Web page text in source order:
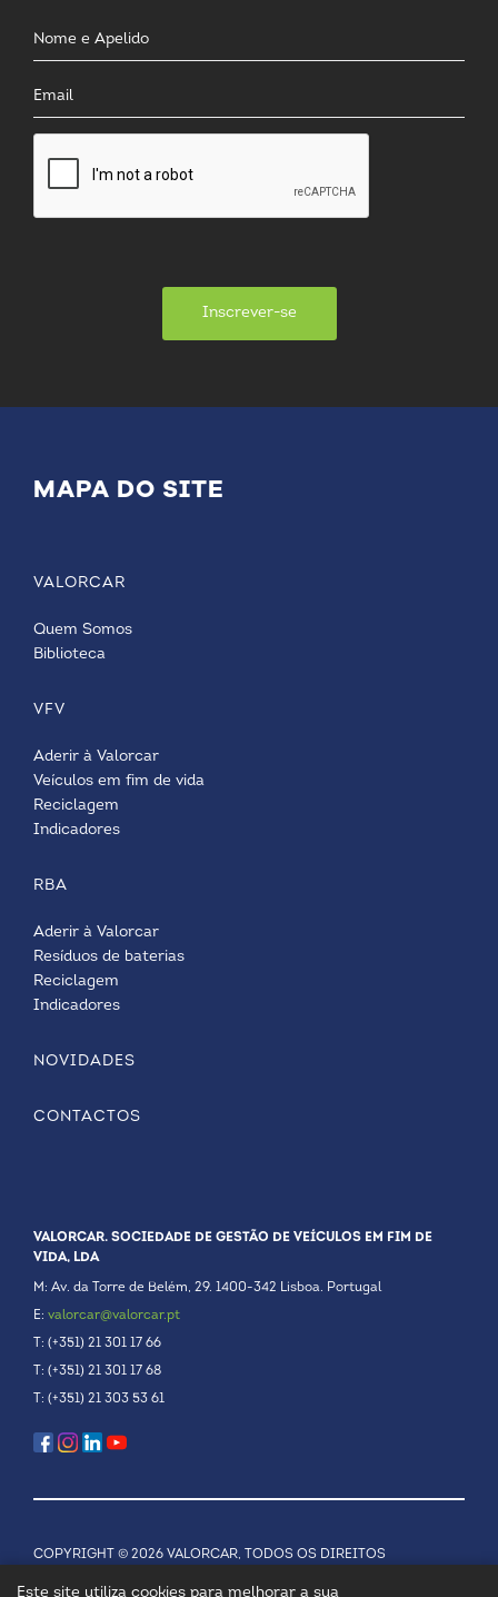
Inscrever-se
MAPA DO SITE
VALORCAR
Quem Somos
Biblioteca
VFV
Aderir à Valorcar
Veículos em fim de vida
Reciclagem
Indicadores
RBA
Aderir à Valorcar
Resíduos de baterias
Reciclagem
Indicadores
NOVIDADES
CONTACTOS
VALORCAR. SOCIEDADE DE GESTÃO DE VEÍCULOS EM FIM DE
VIDA, LDA
M: Av. da Torre de Belém, 29. 1400-342 Lisboa. Portugal
E: valorcar@valorcar.pt
T: (+351) 21 301 17 66
T: (+351) 21 301 17 68
T: (+351) 21 303 53 61
COPYRIGHT © 2026 VALORCAR, TODOS OS DIREITOS
Este site utiliza cookies para melhorar a sua